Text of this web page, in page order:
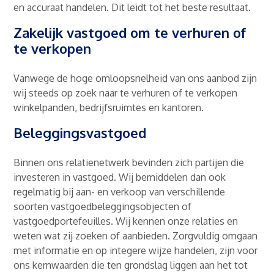
en accuraat handelen. Dit leidt tot het beste resultaat.
Zakelijk vastgoed om te verhuren of
te verkopen
Vanwege de hoge omloopsnelheid van ons aanbod zijn
wij steeds op zoek naar te verhuren of te verkopen
winkelpanden, bedrijfsruimtes en kantoren.
Beleggingsvastgoed
Binnen ons relatienetwerk bevinden zich partijen die
investeren in vastgoed. Wij bemiddelen dan ook
regelmatig bij aan- en verkoop van verschillende
soorten vastgoedbeleggingsobjecten of
vastgoedportefeuilles. Wij kennen onze relaties en
weten wat zij zoeken of aanbieden. Zorgvuldig omgaan
met informatie en op integere wijze handelen, zijn voor
ons kernwaarden die ten grondslag liggen aan het tot